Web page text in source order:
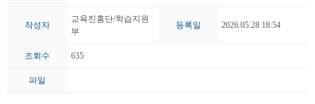
작성자
교육진흥단/학습지원
부
등록일 2026.05.28 18:54
조회수 635
파일